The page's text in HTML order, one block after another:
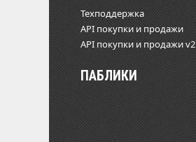
Техподдержка
API покупки и продажи
API покупки и продажи v2
ПАБЛИКИ